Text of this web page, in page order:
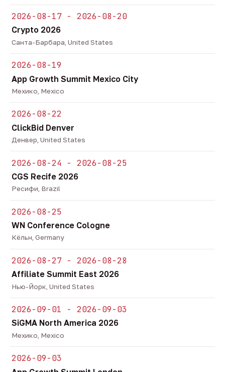
2026-08-17 - 2026-08-20
Crypto 2026
Санта-Барбара, United States
2026-08-19
App Growth Summit Mexico City
Мехико, Mexico
2026-08-22
ClickBid Denver
Денвер, United States
2026-08-24 - 2026-08-25
CGS Recife 2026
Ресифи, Brazil
2026-08-25
WN Conference Cologne
Кёльн, Germany
2026-08-27 - 2026-08-28
Affiliate Summit East 2026
Нью-Йорк, United States
2026-09-01 - 2026-09-03
SiGMA North America 2026
Мехико, Mexico
2026-09-03